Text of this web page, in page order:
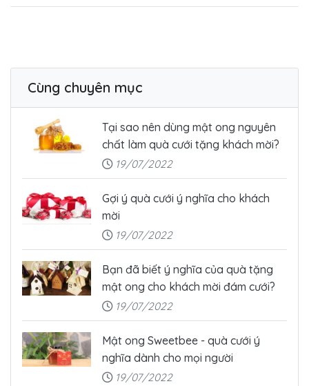
Cùng chuyên mục
Tại sao nên dùng mật ong nguyên
chất làm quà cưới tặng khách mời?
19/07/2022
Gợi ý quà cưới ý nghĩa cho khách
mời
19/07/2022
Bạn đã biết ý nghĩa của quà tặng
mật ong cho khách mời đám cưới?
19/07/2022
Mật ong Sweetbee - quà cưới ý
nghĩa dành cho mọi người
19/07/2022